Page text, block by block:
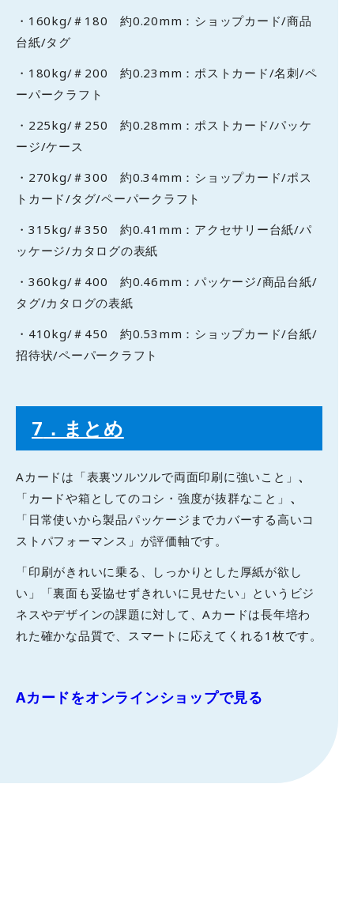
・160kg/＃180 約0.20mm：ショップカード/商品
台紙/タグ
・180kg/＃200 約0.23mm：ポストカード/名刺/ペ
ーパークラフト
・225kg/＃250 約0.28mm：ポストカード/パッケ
ージ/ケース
・270kg/＃300 約0.34mm：ショップカード/ポス
トカード/タグ/ペーパークラフト
・315kg/＃350 約0.41mm：アクセサリー台紙/パ
ッケージ/カタログの表紙
・360kg/＃400 約0.46mm：パッケージ/商品台紙/
タグ/カタログの表紙
・410kg/＃450 約0.53mm：ショップカード/台紙/
招待状/ペーパークラフト
7 ．まとめ
Aカードは「表裏ツルツルで両面印刷に強いこと」 、
「カードや箱としてのコシ・強度が抜群なこと」 、
「日常使いから製品パッケージまでカバーする高いコ
ストパフォーマンス」が評価軸です。
「印刷がきれいに乗る、しっかりとした厚紙が欲し
い」「裏面も妥協せずきれいに見せたい」というビジ
ネスやデザインの課題に対して、Aカードは長年培わ
れた確かな品質で、スマートに応えてくれる1枚です。
Aカードをオンラインショップで見る